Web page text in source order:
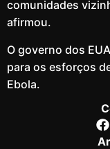
comunidades
afirmou.
O governo dos
para os esforços
Ebola.